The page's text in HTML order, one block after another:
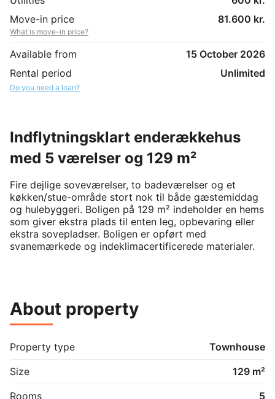
Move-in price
81.600 kr.
What is move-in price?
Available from
15 October 2026
Rental period
Unlimited
Do you need a loan?
Indflytningsklart enderækkehus
med 5 værelser og 129 m²
Fire dejlige soveværelser, to badeværelser og et
køkken/stue-område stort nok til både gæstemiddag
og hulebyggeri. Boligen på 129 m² indeholder en hems
som giver ekstra plads til enten leg, opbevaring eller
ekstra sovepladser. Boligen er opført med
svanemærkede og indeklimacertificerede materialer.
vuggestuer, børnehaver, skoler og dagligvareindkøb,
hvilket giver trygge rammer for både børn og voksne.
spisesteder, biograf og shoppingcenter. Samtidig er
du kun 4 minutters gang fra Høje Taastrup station,
hvorfra København nås på 15 minutter. Et område med
About property
Property type
Townhouse
Size
129 m²
Rooms
5